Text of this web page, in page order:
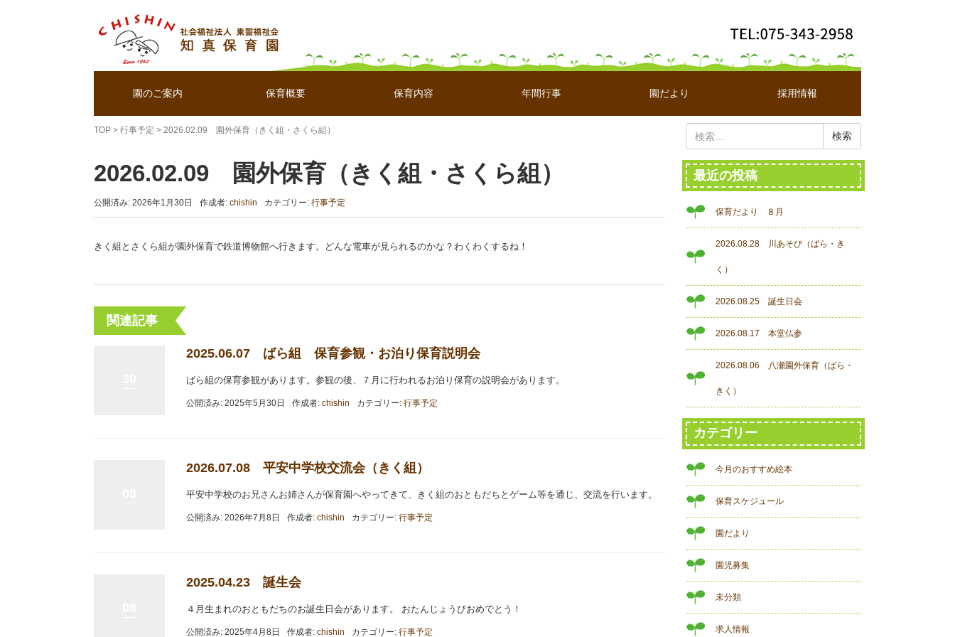
園のご案内 保育概要 保育内容 年間行事 園だより 採用情報
TOP > 行事予定 > 2026.02.09 園外保育（きく組・さくら組）
2026.02.09 園外保育（きく組・さくら組）
公開済み: 2026年1月30日 作成者: chishin カテゴリー: 行事予定
きく組とさくら組が園外保育で鉄道博物館へ行きます。どんな電車が見られるのかな？わくわくするね！
関連記事
2025.06.07 ばら組 保育参観・お泊り保育説明会
ばら組の保育参観があります。参観の後、７月に行われるお泊り保育の説明会があります。
公開済み: 2025年5月30日 作成者: chishin カテゴリー: 行事予定
2026.07.08 平安中学校交流会（きく組）
平安中学校のお兄さんお姉さんが保育園へやってきて、きく組のおともだちとゲーム等を通じ、交流を行います。
公開済み: 2026年7月8日 作成者: chishin カテゴリー: 行事予定
2025.04.23 誕生会
４月生まれのおともだちのお誕生日会があります。 おたんじょうびおめでとう！
公開済み: 2025年4月8日 作成者: chishin カテゴリー: 行事予定
最近の投稿
保育だより ８月
2026.08.28 川あそび（ばら・き
く）
2026.08.25 誕生日会
2026.08.17 本堂仏参
2026.08.06 八瀬園外保育（ばら・
きく）
カテゴリー
今月のおすすめ絵本
保育スケジュール
園だより
園児募集
未分類
求人情報